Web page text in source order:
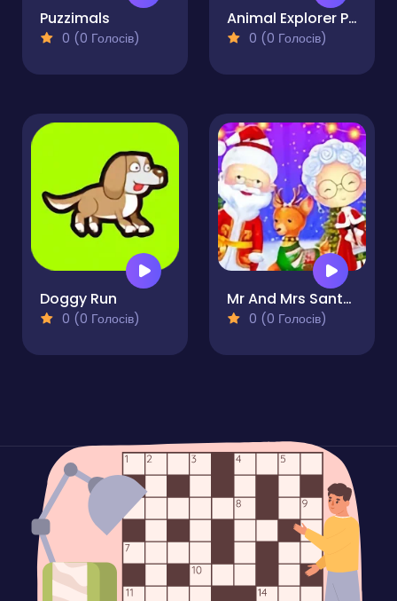
Puzzimals
0 (0 Голосів)
Animal Explorer Puzzle
0 (0 Голосів)
Doggy Run
0 (0 Голосів)
Mr And Mrs Santa Christmas Adventure
0 (0 Голосів)